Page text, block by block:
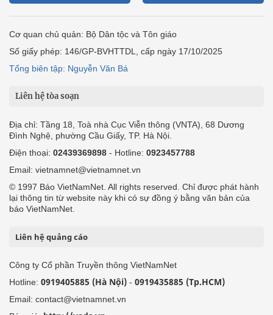
Cơ quan chủ quản: Bộ Dân tộc và Tôn giáo
Số giấy phép: 146/GP-BVHTTDL, cấp ngày 17/10/2025
Tổng biên tập: Nguyễn Văn Bá
Liên hệ tòa soạn
Địa chỉ: Tầng 18, Toà nhà Cục Viễn thông (VNTA), 68 Dương
Đình Nghệ, phường Cầu Giấy, TP. Hà Nội.
Điện thoại: 02439369898 - Hotline: 0923457788
Email: vietnamnet@vietnamnet.vn
© 1997 Báo VietNamNet. All rights reserved. Chỉ được phát hành
lại thông tin từ website này khi có sự đồng ý bằng văn bản của
báo VietNamNet.
Liên hệ quảng cáo
Công ty Cổ phần Truyền thông VietNamNet
Hotline: 0919405885 (Hà Nội) - 0919435885 (Tp.HCM)
Email: contact@vietnamnet.vn